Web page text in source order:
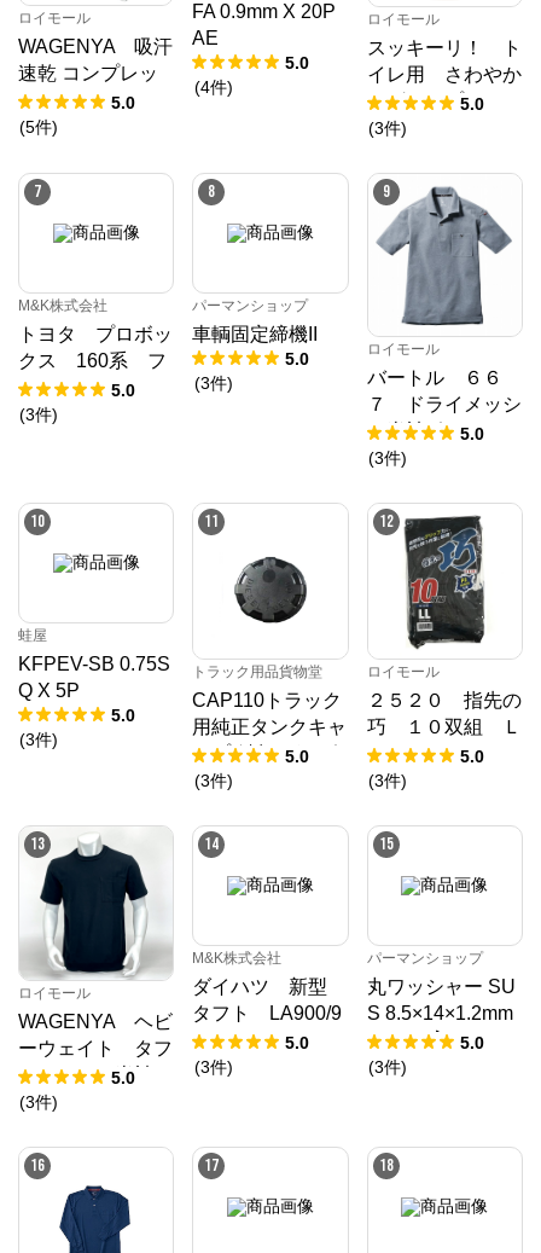
ロイモール
WAGENYA 吸汗
速乾 コンプレッ
ション スパッ
ツ 白カモフラ
5.0
(5件)
FA 0.9mm X 20P
AE
5.0
(4件)
ロイモール
スッキーリ！ ト
イレ用 さわやか
なグレープフルー
ツの香り ４００
5.0
(3件)
7
M&K株式会社
トヨタ プロボッ
クス 160系 フ
ロアマット H2
6/9～ カーマッ
5.0
(3件)
8
パーマンショップ
車輌固定締機II
5.0
(3件)
9
ロイモール
バートル ６６
７ ドライメッシ
ュ半袖ポロシャ
ツ バーク ３Ｌ
5.0
(3件)
10
蛙屋
KFPEV-SB 0.75S
Q X 5P
5.0
(3件)
11
トラック用品貨物堂
CAP110トラック
用純正タンクキャ
ップ(鍵無)ガッポ
アルミタンク用8
5.0
(3件)
12
ロイモール
２５２０ 指先の
巧 １０双組 Ｌ
Ｌ
5.0
(3件)
13
ロイモール
WAGENYA ヘビ
ーウェイト タフ
Ｔシャツ 半袖
ブラック Ｍ
5.0
(3件)
14
M&K株式会社
ダイハツ 新型
タフト LA900/9
10S フロアマッ
ト R2/6～ カ
臭 スタンダード
タイプ
5.0
(3件)
15
パーマンショップ
丸ワッシャー SU
S 8.5×14×1.2mm
1500ヶ入り5.0
(3件)
16 17 18